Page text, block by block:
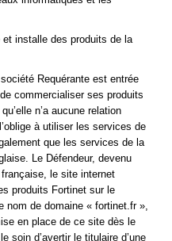
installe des produits de la
Requérante est entrée
commercialiser ses produits
n’a aucune relation
à utiliser les services de
que les services de la
Le Défendeur, devenu
française, le site internet
produits Fortinet sur le
nom de domaine « fortinet.fr »,
en place de ce site dès le
soin d’avertir le titulaire d’une